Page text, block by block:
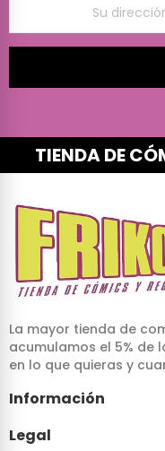
TIENDA DE
La mayor tienda de
acumulamos el 5% de
en lo que quieras y
Información
Legal